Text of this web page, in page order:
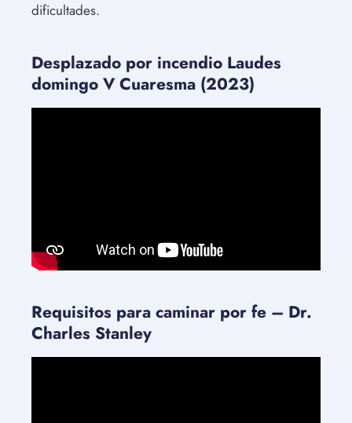
dificultades.
Desplazado por incendio Laudes
domingo V Cuaresma (2023)
Requisitos para caminar por fe – Dr.
Charles Stanley